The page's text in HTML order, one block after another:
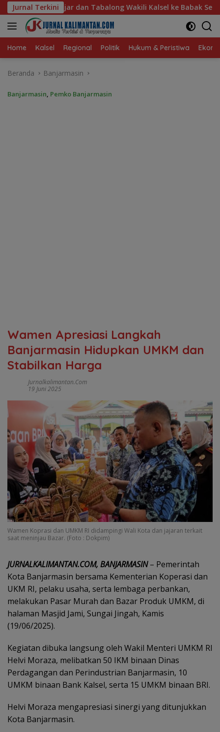
Langsung
ke
konten
Jurnal Terkini
Wakili Kalsel ke Babak Semifinal Gubernur Cup Road to
Home Kalsel Regional Politik Hukum & Peristiwa
Beranda Banjarmasin
Banjarmasin, Pemko Banjarmasin
Wamen Apresiasi Langkah
Banjarmasin Hidupkan UMKM dan
Stabilkan Harga
Jurnalkalimantan.com
19 Juni 2025
Wamen Koprasi dan UMKM RI didampingi Wali Kota dan jajaran terkait
saat meninjau Bazar. (Foto : Dokpim)
JURNALKALIMANTAN.COM, BANJARMASIN– Pemerintah
Kota Banjarmasin bersama Kementerian Koperasi dan
UKM RI, pelaku usaha, serta lembaga perbankan,
melakukan Pasar Murah dan Bazar Produk UMKM, di
halaman Masjid Jami, Sungai Jingah, Kamis
(19/06/2025).
Kegiatan dibuka langsung oleh Wakil Menteri UMKM RI
Helvi Moraza, melibatkan 50 IKM binaan Dinas
Perdagangan dan Perindustrian Banjarmasin, 10
UMKM binaan Bank Kalsel, serta 15 UMKM binaan BRI.
Helvi Moraza mengapresiasi sinergi yang ditunjukkan
Kota Banjarmasin.